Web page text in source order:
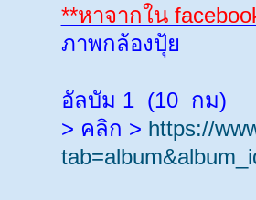
**หาจากใน
ภาพกล้องปุ้ย
อัลบัม 1 (10 กม)
> คลิก > https://